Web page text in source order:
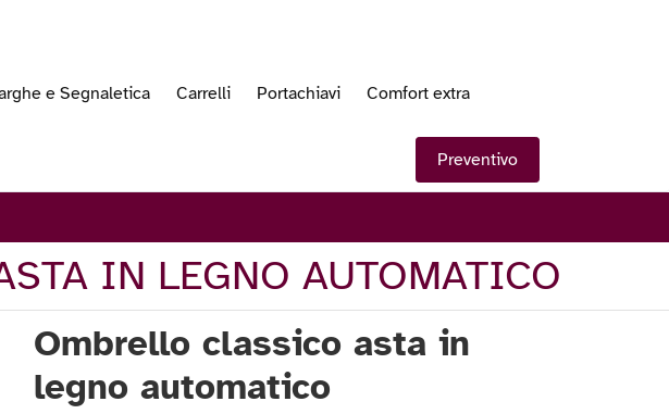
e Segnaletica Carrelli Portachiavi Comfort extra
Preventivo
IN LEGNO AUTOMATICO
Ombrello classico asta in
legno automatico